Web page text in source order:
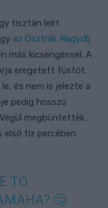
tisztán leírt
az Osztrák Nagydíj
más kicsengéssel. A
eregetett füstöt.
és nem is jelezte a
pedig hosszú
megbüntették,
első tíz percében
TO
🤔